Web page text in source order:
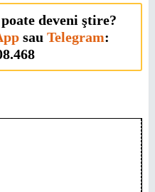
deveni ştire?
sau Telegram: